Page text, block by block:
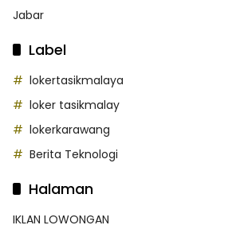
Jabar
Label
lokertasikmalaya
loker tasikmalay
lokerkarawang
Berita Teknologi
Halaman
IKLAN LOWONGAN